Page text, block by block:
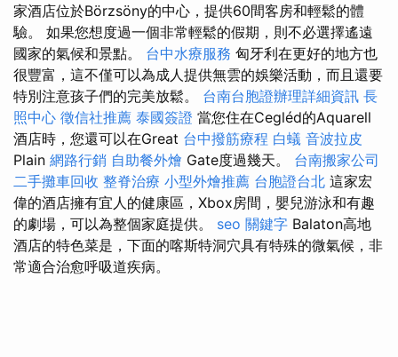
家酒店位於Börzsöny的中心，提供60間客房和輕鬆的體
驗。 如果您想度過一個非常輕鬆的假期，則不必選擇遙遠
國家的氣候和景點。 台中水療服務 匈牙利在更好的地方也
很豐富，這不僅可以為成人提供無雲的娛樂活動，而且還要
特別注意孩子們的完美放鬆。 台南台胞證辦理詳細資訊 長
照中心 徵信社推薦 泰國簽證 當您住在Cegléd的Aquarell
酒店時，您還可以在Great 台中撥筋療程 白蟻 音波拉皮
Plain 網路行銷 自助餐外燴 Gate度過幾天。 台南搬家公司
二手攤車回收 整脊治療 小型外燴推薦 台胞證台北 這家宏
偉的酒店擁有宜人的健康區，Xbox房間，嬰兒游泳和有趣
的劇場，可以為整個家庭提供。 seo 關鍵字 Balaton高地
酒店的特色菜是，下面的喀斯特洞穴具有特殊的微氣候，非
常適合治愈呼吸道疾病。